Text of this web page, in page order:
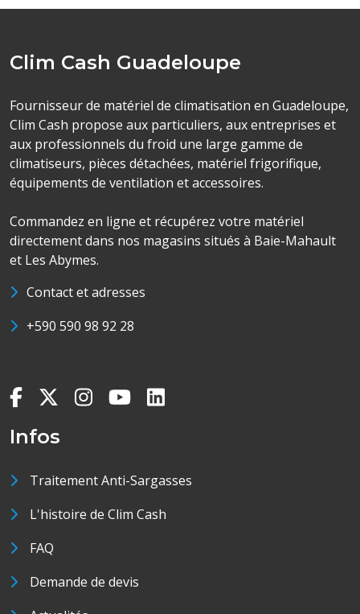
Clim Cash Guadeloupe
Fournisseur de matériel de climatisation en Guadeloupe,
Clim Cash propose aux particuliers, aux entreprises et
aux professionnels du froid une large gamme de
climatiseurs, pièces détachées, matériel frigorifique,
équipements de ventilation et accessoires.
Commandez en ligne et récupérez votre matériel
directement dans nos magasins situés à Baie-Mahault
et Les Abymes.
Contact et adresses
+590 590 98 92 28
Infos
Traitement Anti-Sargasses
L'histoire de Clim Cash
FAQ
Demande de devis